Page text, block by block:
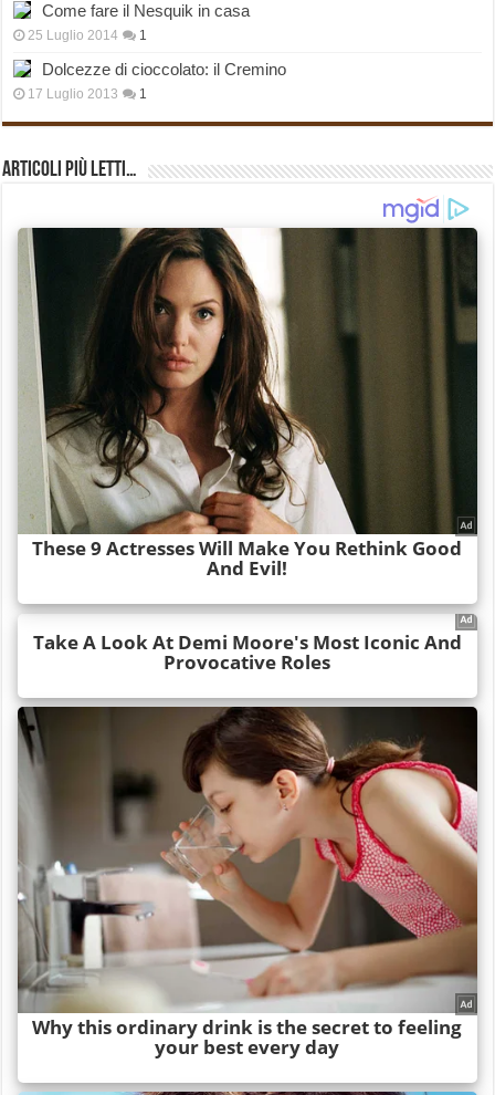
Come fare il Nesquik in casa
25 Luglio 2014 1
Dolcezze di cioccolato: il Cremino
17 Luglio 2013 1
Articoli più Letti…